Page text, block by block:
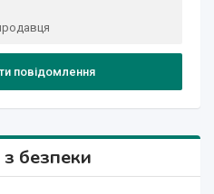
повідомлення
безпеки